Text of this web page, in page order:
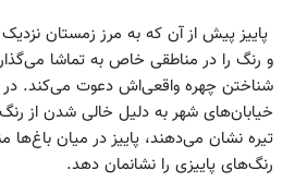
پاییز پیش از آن که به مرز زمستان
و رنگ را در مناطقی خاص به تماشا
شناختن چهره واقعی‌اش دعوت می‌کند. در
خیابان‌های شهر به دلیل خالی شدن از
تیره نشان می‌دهند، پاییز در میان باغ‌ها
رنگ‌های پاییزی را نشانمان دهد.